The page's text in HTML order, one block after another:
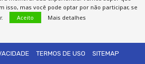
TERMOS DE USO SITEMAP
isso, mas você pode optar por não participar, se
Aceito Mais detalhes